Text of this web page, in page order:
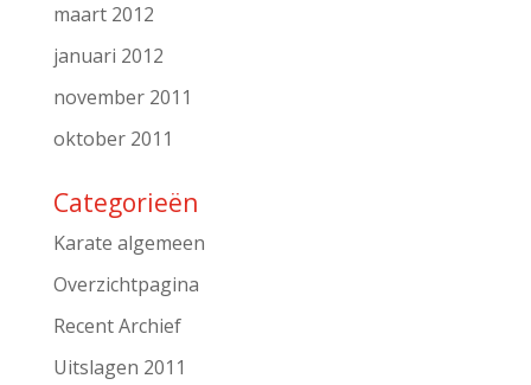
maart 2012
januari 2012
november 2011
oktober 2011
Categorieën
Karate algemeen
Overzichtpagina
Recent Archief
Uitslagen 2011